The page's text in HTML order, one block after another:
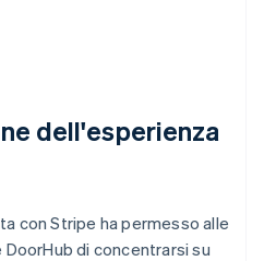
dell'esperienza
con Stripe ha permesso alle
di concentrarsi su